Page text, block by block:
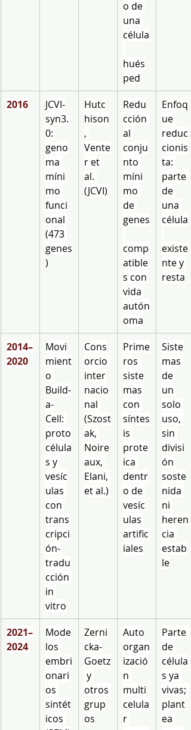
o de
una
célula
hués
ped
2016
JCVI-
syn3.
0:
geno
ma
míni
mo
funci
onal
(473
genes
)
Hutc
hison
,
Vente
r et
al.
(JCVI)
Redu
cción
al
conju
nto
míni
mo
de
genes
comp
atible
s con
vida
autón
oma
Enfoq
ue
reduc
cionis
ta:
parte
de
una
célula
existe
nte y
resta
2014–
2020
Movi
mient
o
Build-
a-
Cell:
proto
célula
s y
vesíc
ulas
con
trans
cripci
ón-
tradu
cción
in
vitro
Cons
orcio
inter
nacio
nal
(Szost
ak,
Noire
aux,
Elani,
et al.)
Prime
ros
siste
mas
con
síntes
is
prote
ica
dentr
o de
vesíc
ulas
artific
iales
Siste
mas
de
un
solo
uso,
sin
divisi
ón
soste
nida
ni
heren
cia
estab
le
2021–
2024
Mode
los
embri
onari
os
sintét
icos
Zerni
cka-
Goetz
y
otros
grup
os
Auto
organ
izació
n
multi
celula
r
Parte
de
célula
s ya
vivas;
plant
ea